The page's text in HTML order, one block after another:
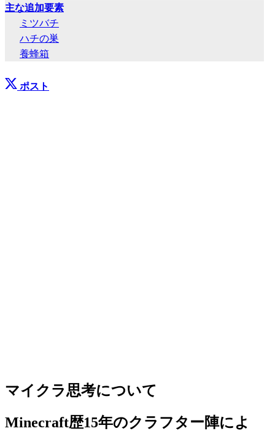
主な追加要素
ミツバチ
ハチの巣
養蜂箱
ポスト
マイクラ思考について
Minecraft歴15年のクラフター陣によ